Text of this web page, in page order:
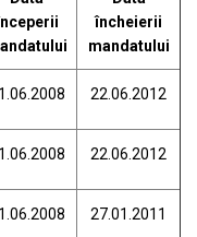
încheierii
mandatului
22.06.2012
22.06.2012
27.01.2011